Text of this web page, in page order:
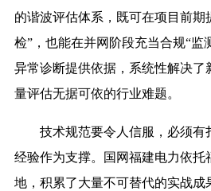
的谐波评估体系，既可在项目前期
检”，也能在并网阶段充当合规“监
异常诊断提供依据，系统性解决了
量评估无据可依的行业难题。
技术规范要令人信服，必须有
经验作为支撑。国网福建电力依托
地，积累了大量不可替代的实战成